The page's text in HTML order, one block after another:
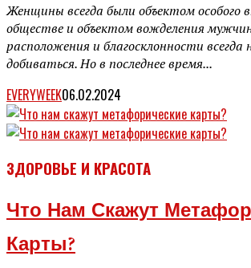
Женщины всегда были объектом особого
обществе и объектом вожделения
расположения и благосклонности
добиваться. Но в последнее время...
EVERYWEEK06.02.2024
ЗДОРОВЬЕ И КРАСОТА
Что Нам Скажут
Карты?